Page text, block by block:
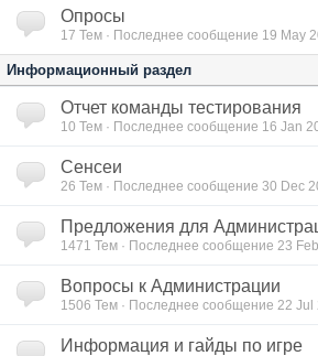
Опросы
17 Тем · Последнее сообщение 19 May
Информационный раздел
Отчет команды тестирования
10 Тем · Последнее сообщение 16 Jan
Сенсеи
26 Тем · Последнее сообщение 30 Dec
Предложения для
1471 Тем · Последнее сообщение 23
Вопросы к Администрации
1506 Тем · Последнее сообщение 22 Jul
Информация и гайды по игре